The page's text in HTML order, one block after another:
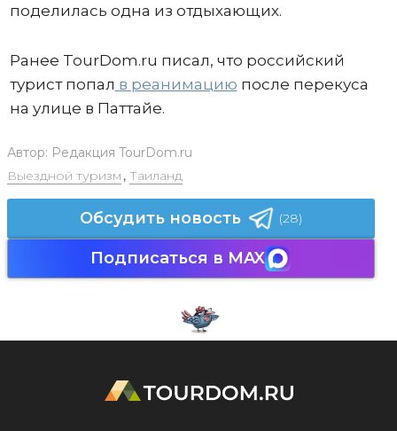
поделилась одна из отдыхающих.
Ранее TourDom.ru писал, что российский
турист попал в реанимацию после перекуса
на улице в Паттайе.
Автор: Редакция TourDom.ru
Выездной туризм , Таиланд
Обсудить новость (28)
Подписаться в MAX